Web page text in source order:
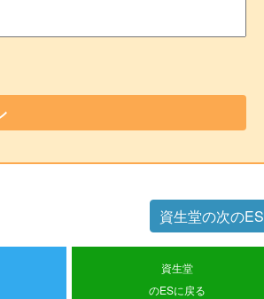
資生堂の次のES
資生堂
のESに戻る